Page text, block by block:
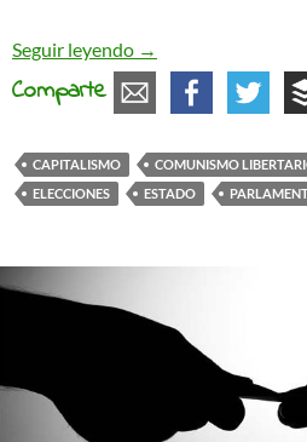
Seguir leyendo ¿Un partido
→
Comparte
CAPITALISMO COMUNISMO
ELECCIONES
ESTADO